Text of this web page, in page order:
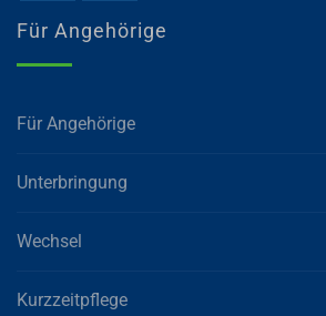
Für Angehörige
Für Angehörige
Unterbringung
Wechsel
Kurzzeitpflege